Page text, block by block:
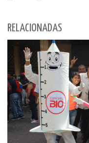
RELACIONADAS